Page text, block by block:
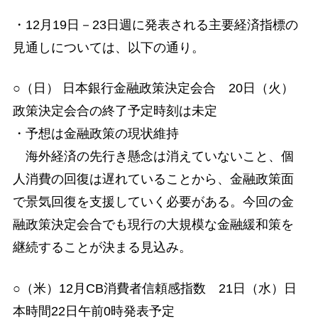
・12月19日－23日週に発表される主要経済指標の
見通しについては、以下の通り。
○（日） 日本銀行金融政策決定会合 20日（火）
政策決定会合の終了予定時刻は未定
・予想は金融政策の現状維持
海外経済の先行き懸念は消えていないこと、個
人消費の回復は遅れていることから、金融政策面
で景気回復を支援していく必要がある。今回の金
融政策決定会合でも現行の大規模な金融緩和策を
継続することが決まる見込み。
○（米）12月CB消費者信頼感指数 21日（水）日
本時間22日午前0時発表予定